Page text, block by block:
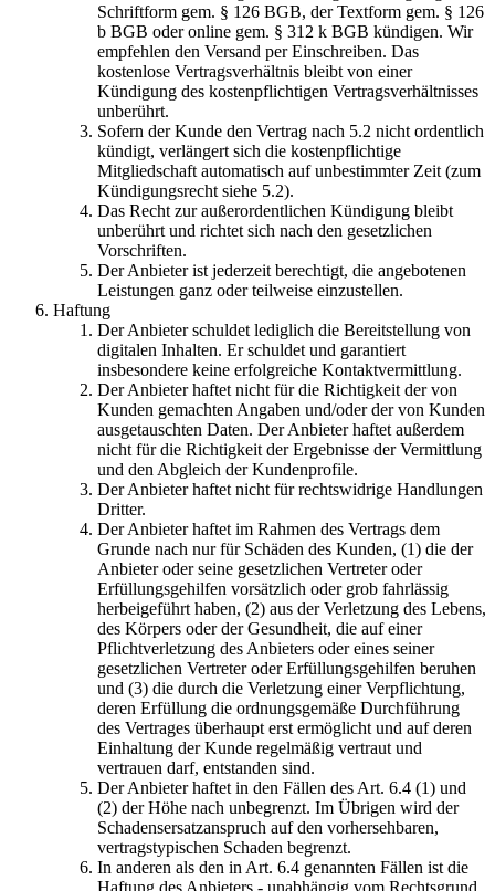
Schriftform gem. § 126 BGB, der Textform gem. § 126
b BGB oder online gem. § 312 k BGB kündigen. Wir
empfehlen den Versand per Einschreiben. Das
kostenlose Vertragsverhältnis bleibt von einer
Kündigung des kostenpflichtigen Vertragsverhältnisses
unberührt.
Sofern der Kunde den Vertrag nach 5.2 nicht ordentlich
kündigt, verlängert sich die kostenpflichtige
Mitgliedschaft automatisch auf unbestimmter Zeit (zum
Kündigungsrecht siehe 5.2).
Das Recht zur außerordentlichen Kündigung bleibt
unberührt und richtet sich nach den gesetzlichen
Vorschriften.
Der Anbieter ist jederzeit berechtigt, die angebotenen
Leistungen ganz oder teilweise einzustellen.
Haftung
Der Anbieter schuldet lediglich die Bereitstellung von
digitalen Inhalten. Er schuldet und garantiert
insbesondere keine erfolgreiche Kontaktvermittlung.
Der Anbieter haftet nicht für die Richtigkeit der von
Kunden gemachten Angaben und/oder der von Kunden
ausgetauschten Daten. Der Anbieter haftet außerdem
nicht für die Richtigkeit der Ergebnisse der Vermittlung
und den Abgleich der Kundenprofile.
Der Anbieter haftet nicht für rechtswidrige Handlungen
Dritter.
Der Anbieter haftet im Rahmen des Vertrags dem
Grunde nach nur für Schäden des Kunden, (1) die der
Anbieter oder seine gesetzlichen Vertreter oder
Erfüllungsgehilfen vorsätzlich oder grob fahrlässig
herbeigeführt haben, (2) aus der Verletzung des Lebens,
des Körpers oder der Gesundheit, die auf einer
Pflichtverletzung des Anbieters oder eines seiner
gesetzlichen Vertreter oder Erfüllungsgehilfen beruhen
und (3) die durch die Verletzung einer Verpflichtung,
deren Erfüllung die ordnungsgemäße Durchführung
des Vertrages überhaupt erst ermöglicht und auf deren
Einhaltung der Kunde regelmäßig vertraut und
vertrauen darf, entstanden sind.
Der Anbieter haftet in den Fällen des Art. 6.4 (1) und
(2) der Höhe nach unbegrenzt. Im Übrigen wird der
Schadensersatzanspruch auf den vorhersehbaren,
vertragstypischen Schaden begrenzt.
In anderen als den in Art. 6.4 genannten Fällen ist die
Haftung des Anbieters - unabhängig vom Rechtsgrund